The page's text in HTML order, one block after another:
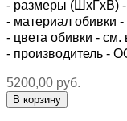
- размеры (ШхГхВ)
- материал обивки
- цвета обивки - см.
- производитель -
5200,00 руб.